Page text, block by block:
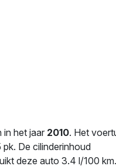
in het jaar 2010. Het
De cilinderinhoud
deze auto 3.4 l/100 km.